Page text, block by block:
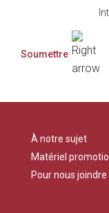
À notre sujet
Matériel
Pour nous joindre